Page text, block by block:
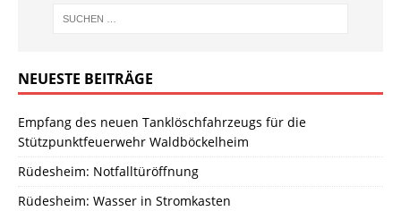
NEUESTE BEITRÄGE
Empfang des neuen Tanklöschfahrzeugs für die
Stützpunktfeuerwehr Waldböckelheim
Rüdesheim: Notfalltüröffnung
Rüdesheim: Wasser in Stromkasten